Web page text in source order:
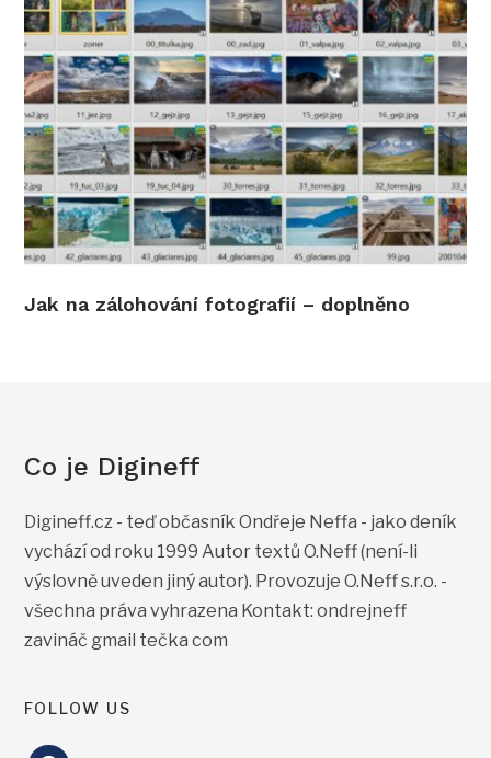
Jak na zálohování fotografií – doplněno
Co je Digineff
Digineff.cz - teď občasník Ondřeje Neffa - jako deník
vychází od roku 1999 Autor textů O.Neff (není-li
výslovně uveden jiný autor). Provozuje O.Neff s.r.o. -
všechna práva vyhrazena Kontakt: ondrejneff
zavináč gmail tečka com
FOLLOW US